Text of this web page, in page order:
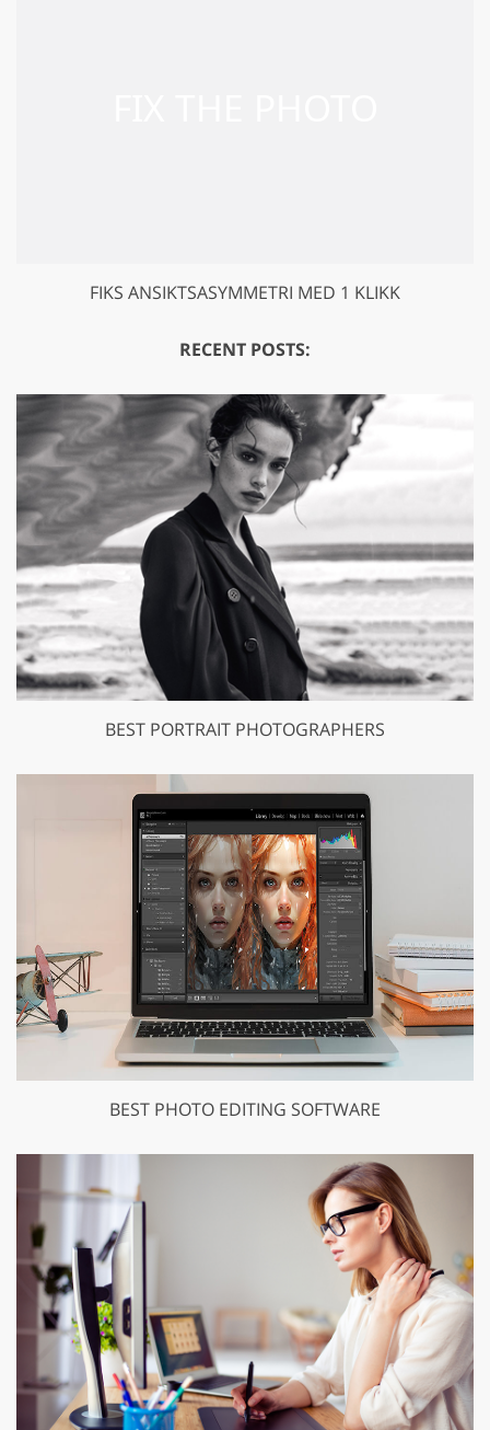
FIKS ANSIKTSASYMMETRI MED 1 KLIKK
RECENT POSTS:
BEST PORTRAIT PHOTOGRAPHERS
BEST PHOTO EDITING SOFTWARE